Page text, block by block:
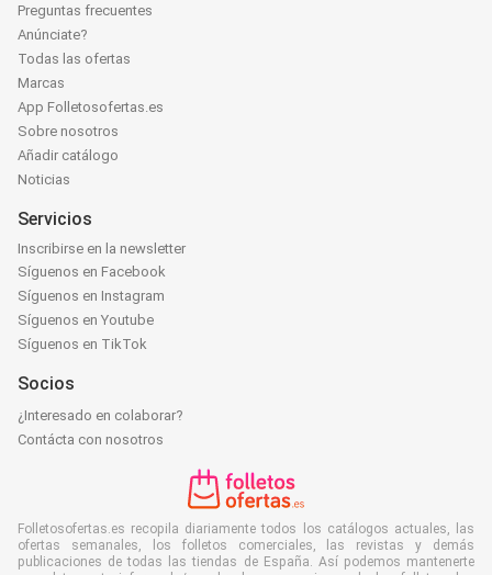
Preguntas frecuentes
Anúnciate?
Todas las ofertas
Marcas
App Folletosofertas.es
Sobre nosotros
Añadir catálogo
Noticias
Servicios
Inscribirse en la newsletter
Síguenos en Facebook
Síguenos en Instagram
Síguenos en Youtube
Síguenos en TikTok
Socios
¿Interesado en colaborar?
Contácta con nosotros
Folletosofertas.es recopila diariamente todos los catálogos actuales, las
ofertas semanales, los folletos comerciales, las revistas y demás
publicaciones de todas las tiendas de España. Así podemos mantenerte